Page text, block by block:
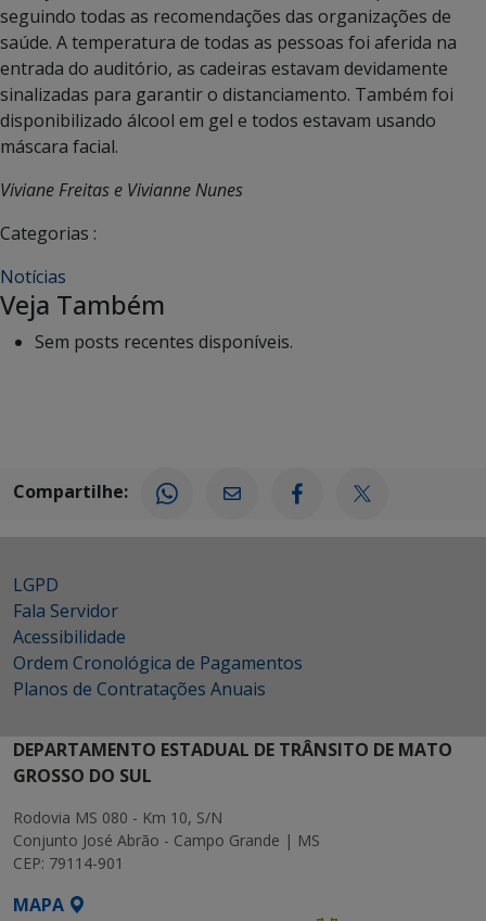
seguindo todas as recomendações das organizações de
saúde. A temperatura de todas as pessoas foi aferida na
entrada do auditório, as cadeiras estavam devidamente
sinalizadas para garantir o distanciamento. Também foi
disponibilizado álcool em gel e todos estavam usando
máscara facial.
Viviane Freitas e Vivianne Nunes
Categorias :
Notícias
Veja Também
Sem posts recentes disponíveis.
Compartilhe:
LGPD
Fala Servidor
Acessibilidade
Ordem Cronológica de Pagamentos
Planos de Contratações Anuais
DEPARTAMENTO ESTADUAL DE TRÂNSITO DE MATO
GROSSO DO SUL
Rodovia MS 080 - Km 10, S/N
Conjunto José Abrão - Campo Grande | MS
CEP: 79114-901
MAPA